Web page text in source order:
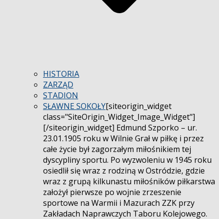
HISTORIA
ZARZĄD
STADION
SŁAWNE SOKOŁY[siteorigin_widget
class="SiteOrigin_Widget_Image_Widget"]
[/siteorigin_widget] Edmund Szporko – ur.
23.01.1905 roku w Wilnie Grał w piłkę i przez
całe życie był zagorzałym miłośnikiem tej
dyscypliny sportu. Po wyzwoleniu w 1945 roku
osiedlił się wraz z rodziną w Ostródzie, gdzie
wraz z grupą kilkunastu miłośników piłkarstwa
założył pierwsze po wojnie zrzeszenie
sportowe na Warmii i Mazurach ZZK przy
Zakładach Naprawczych Taboru Kolejowego.